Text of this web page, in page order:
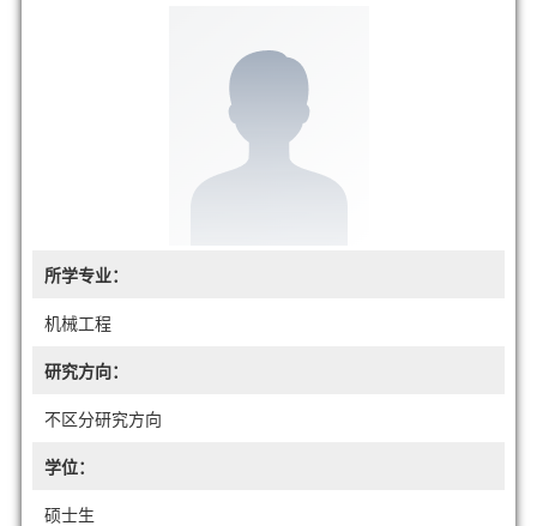
所学专业：
机械工程
研究方向：
不区分研究方向
学位：
硕士生